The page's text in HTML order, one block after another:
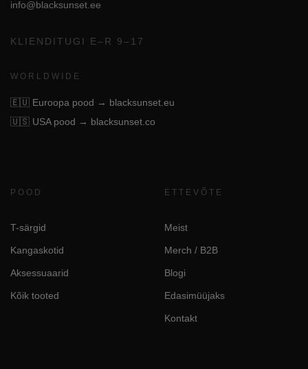
info@blacksunset.ee
KLIENDITUGI E–R 9–17
WORLDWIDE
🇪🇺 Euroopa pood → blacksunset.eu
🇺🇸 USA pood → blacksunset.co
POOD
T-särgid
Kangaskotid
Aksessuaarid
Kõik tooted
ETTEVÕTE
Meist
Merch / B2B
Blogi
Edasimüüjaks
Kontakt